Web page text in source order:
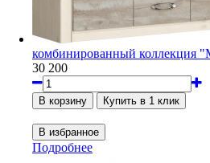
комбинированный коллекция
30 200
Подробнее